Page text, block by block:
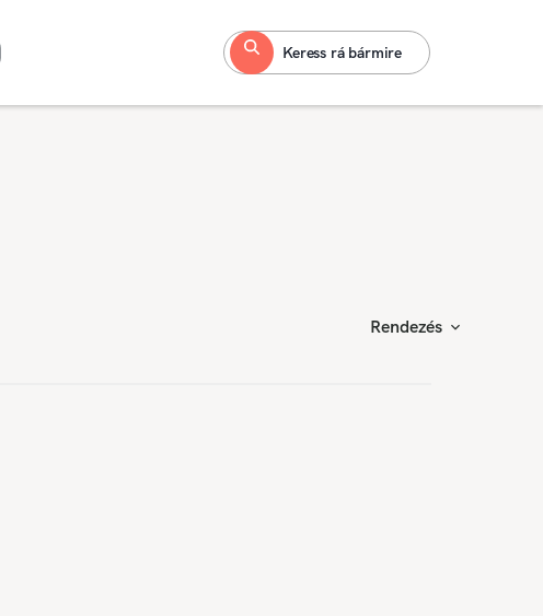
Keress rá bármire
Rendezés